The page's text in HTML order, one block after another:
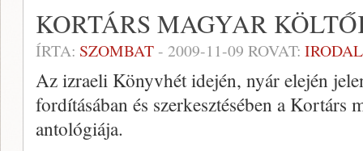
KORTÁRS MAGYAR
ÍRTA: SZOMBAT- 2009-11-09 ROVAT:
Az izraeli Könyvhét idején, nyár elején
fordításában és szerkesztésében a Kortárs
antológiája.